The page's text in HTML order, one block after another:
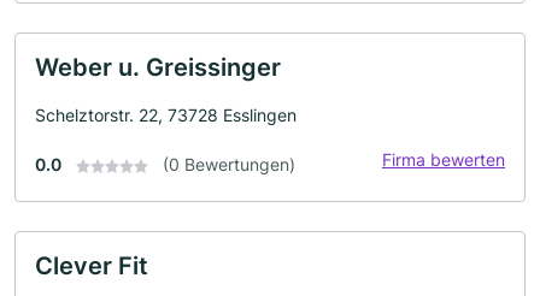
Weber u. Greissinger
Schelztorstr. 22, 73728 Esslingen
0.0 (0 Bewertungen) Firma bewerten
Clever Fit